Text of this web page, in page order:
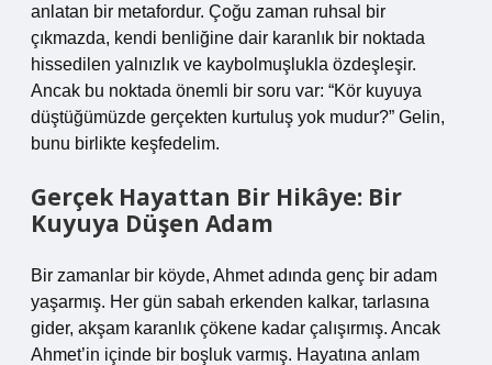
anlatan bir metafordur. Çoğu zaman ruhsal bir
çıkmazda, kendi benliğine dair karanlık bir noktada
hissedilen yalnızlık ve kaybolmuşlukla özdeşleşir.
Ancak bu noktada önemli bir soru var: “Kör kuyuya
düştüğümüzde gerçekten kurtuluş yok mudur?” Gelin,
bunu birlikte keşfedelim.
Gerçek Hayattan Bir Hikâye: Bir
Kuyuya Düşen Adam
Bir zamanlar bir köyde, Ahmet adında genç bir adam
yaşarmış. Her gün sabah erkenden kalkar, tarlasına
gider, akşam karanlık çökene kadar çalışırmış. Ancak
Ahmet’in içinde bir boşluk varmış. Hayatına anlam